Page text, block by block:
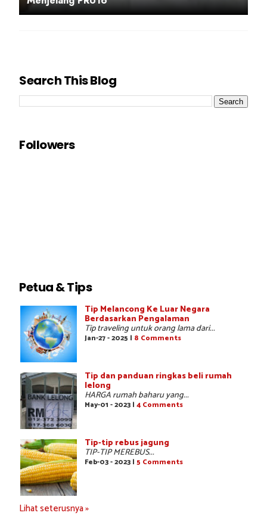
Search This Blog
Followers
Petua & Tips
Tip Melancong Ke Luar Negara
Berdasarkan Pengalaman
Tip traveling untuk orang lama dari...
Jan-27 - 2025 | 8 Comments
Tip dan panduan ringkas beli rumah
lelong
HARGA rumah baharu yang...
May-01 - 2023 | 4 Comments
Tip-tip rebus jagung
TIP-TIP MEREBUS...
Feb-03 - 2023 | 5 Comments
Lihat seterusnya »